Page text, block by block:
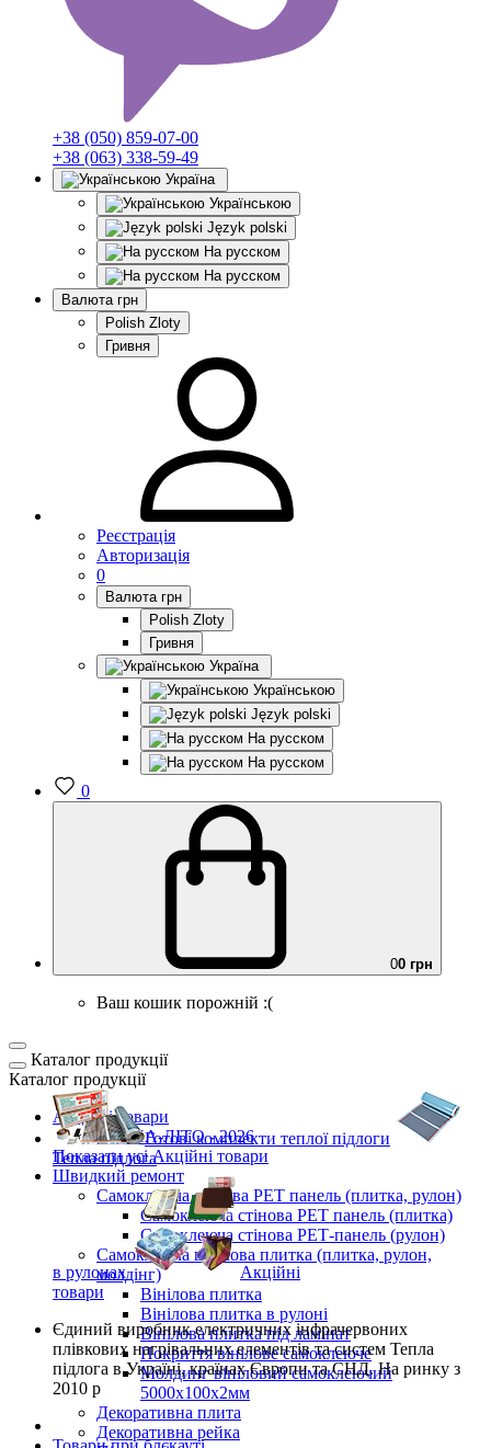
+38 (050) 859-07-00
+38 (063) 338-59-49
Україна
Українською
Język polski
На русском
На русском
Валюта грн
Polish Zloty
Гривня
Реєстрація
Авторизація
0
Валюта грн
Polish Zloty
Гривня
Україна
Українською
Język polski
На русском
На русском
0
00 грн
Ваш кошик порожній :(
Каталог продукції
Каталог продукції
Акційні товари
ВЕСНА-ЛІТО - 2026
Показати усі Акційні товари
Швидкий ремонт
Самоклеюча стінова PET панель (плитка, рулон)
Самоклеюча стінова PET панель (плитка)
Самоклеюча стінова РЕТ-панель (рулон)
Самоклеюча вінілова плитка (плитка, рулон,
молдінг)
Вінілова плитка
Вінілова плитка в рулоні
Вінілова плитка під ламінат
Покриття вінілове самоклеюче
Молдинг вініловий самоклеючий
5000х100х2мм
Декоративна плита
Декоративна рейка
Готові комплекти теплої підлоги
Тепла підлога
в рулонах
Акційні
товари
Єдиний виробникелектричних інфрачервоних
плівкових нагрівальних елементів та систем Тепла
підлога в Україні, країнах Європи та СНД.На ринку з
2010 р